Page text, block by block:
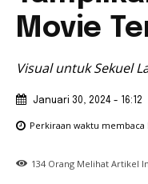
Movie
Visual untuk Sekuel
Januari 30, 2024 - 16:12
Perkiraan waktu membaca
134 Orang Melihat Artikel